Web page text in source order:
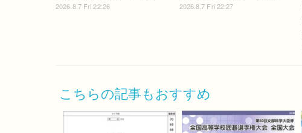
2026.8.7 Fri 22:26 2026.8.7 Fri 22:27
こちらの記事もおすすめ